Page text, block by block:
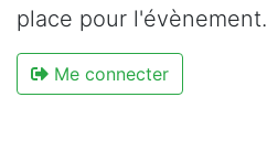
place pour l'évènement.
Me connecter